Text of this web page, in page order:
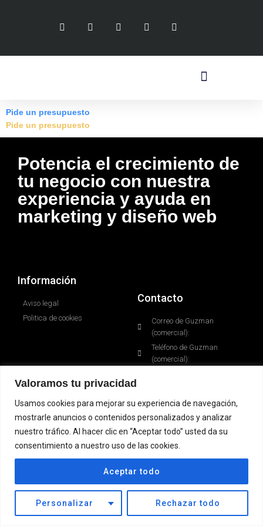
Valoramos tu privacidad
Usamos cookies para mejorar su experiencia de navegación,
mostrarle anuncios o contenidos personalizados y analizar
nuestro tráfico. Al hacer clic en “Aceptar todo” usted da su
consentimiento a nuestro uso de las cookies.
Personalizar Rechazar todo
Aceptar todo
Pide un presupuesto
Pide un presupuesto
Potencia el crecimiento de
tu negocio con nuestra
experiencia y ayuda en
marketing y diseño web
Información
Aviso legal
Politica de cookies
Contacto
Correo de Guzman
(comercial):
Teléfono de Guzman
(comercial):
© 2023 Todos los derechos reservados